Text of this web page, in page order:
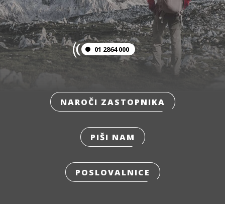
01 2864 000
NAROČI ZASTOPNIKA
PIŠI NAM
POSLOVALNICE